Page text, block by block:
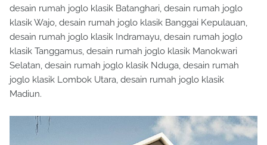
desain rumah joglo klasik Batanghari, desain rumah joglo
klasik Wajo, desain rumah joglo klasik Banggai Kepulauan,
desain rumah joglo klasik Indramayu, desain rumah joglo
klasik Tanggamus, desain rumah joglo klasik Manokwari
Selatan, desain rumah joglo klasik Nduga, desain rumah
joglo klasik Lombok Utara, desain rumah joglo klasik
Madiun.